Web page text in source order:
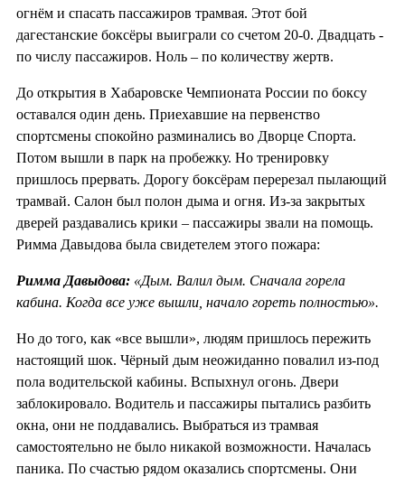
огнём и спасать пассажиров трамвая. Этот бой
дагестанские боксёры выиграли со счетом 20-0. Двадцать -
по числу пассажиров. Ноль – по количеству жертв.
До открытия в Хабаровске Чемпионата России по боксу
оставался один день. Приехавшие на первенство
спортсмены спокойно разминались во Дворце Спорта.
Потом вышли в парк на пробежку. Но тренировку
пришлось прервать. Дорогу боксёрам перерезал пылающий
трамвай. Салон был полон дыма и огня. Из-за закрытых
дверей раздавались крики – пассажиры звали на помощь.
Римма Давыдова была свидетелем этого пожара:
Римма Давыдова: «Дым. Валил дым. Сначала горела
кабина. Когда все уже вышли, начало гореть полностью».
Но до того, как «все вышли», людям пришлось пережить
настоящий шок. Чёрный дым неожиданно повалил из-под
пола водительской кабины. Вспыхнул огонь. Двери
заблокировало. Водитель и пассажиры пытались разбить
окна, они не поддавались. Выбраться из трамвая
самостоятельно не было никакой возможности. Началась
паника. По счастью рядом оказались спортсмены. Они